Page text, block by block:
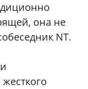
она не
NT.